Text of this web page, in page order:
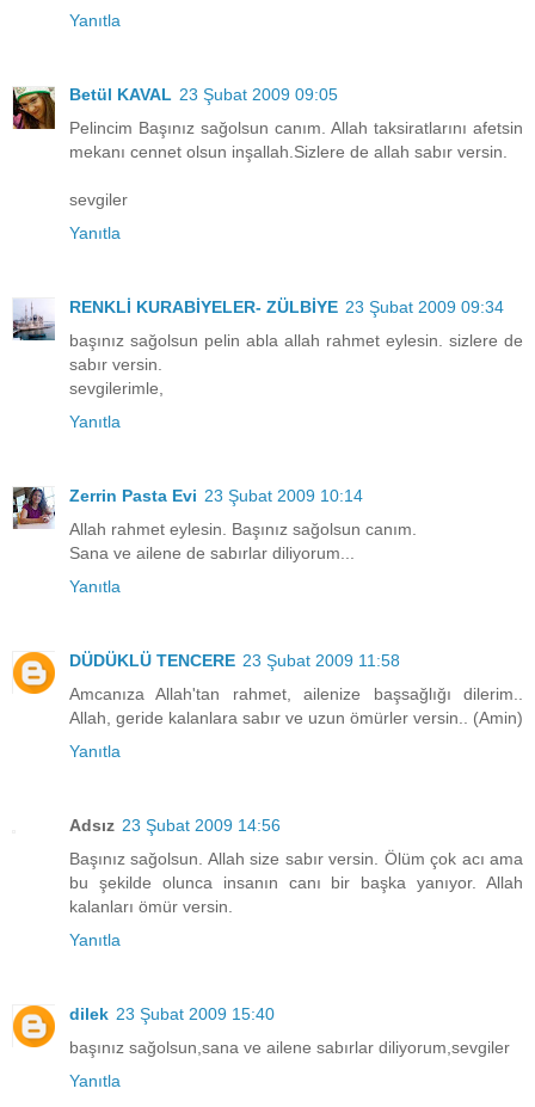
Yanıtla
Betül KAVAL 23 Şubat 2009 09:05
Pelincim Başınız sağolsun canım. Allah taksiratlarını afetsin
mekanı cennet olsun inşallah.Sizlere de allah sabır versin.
sevgiler
Yanıtla
RENKLİ KURABİYELER- ZÜLBİYE 23 Şubat 2009 09:34
başınız sağolsun pelin abla allah rahmet eylesin. sizlere de
sabır versin.
sevgilerimle,
Yanıtla
Zerrin Pasta Evi 23 Şubat 2009 10:14
Allah rahmet eylesin. Başınız sağolsun canım.
Sana ve ailene de sabırlar diliyorum...
Yanıtla
DÜDÜKLÜ TENCERE 23 Şubat 2009 11:58
Amcanıza Allah'tan rahmet, ailenize başsağlığı dilerim..
Allah, geride kalanlara sabır ve uzun ömürler versin.. (Amin)
Yanıtla
Adsız 23 Şubat 2009 14:56
Başınız sağolsun. Allah size sabır versin. Ölüm çok acı ama
bu şekilde olunca insanın canı bir başka yanıyor. Allah
kalanları ömür versin.
Yanıtla
dilek 23 Şubat 2009 15:40
başınız sağolsun,sana ve ailene sabırlar diliyorum,sevgiler
Yanıtla